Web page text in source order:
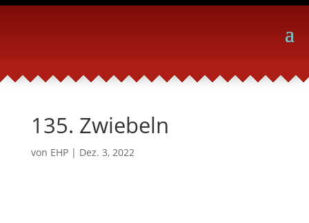
135. Zwiebeln
von EHP| Dez. 3, 2022